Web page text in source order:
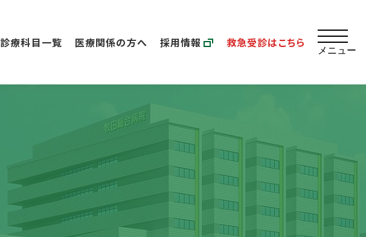
診療科目一覧 医療関係の方へ 採用情報 救急受診はこちら
メニュー